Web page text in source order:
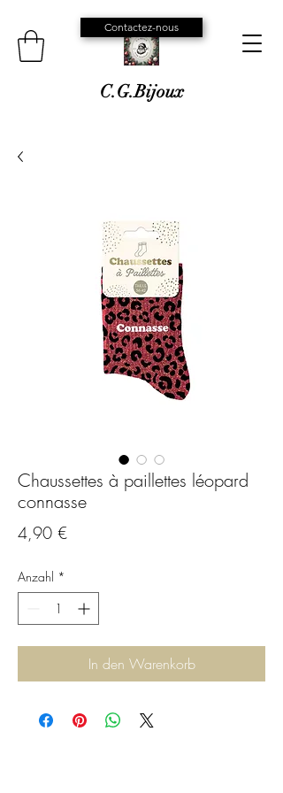
C.G.Bijoux
Contactez-nous
Chaussettes à paillettes léopard
connasse
4,90 €
Anzahl *
In den Warenkorb